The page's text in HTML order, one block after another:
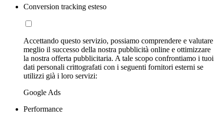
Conversion tracking esteso
Accettando questo servizio, possiamo comprendere e valutare
meglio il successo della nostra pubblicità online e ottimizzare
la nostra offerta pubblicitaria. A tale scopo confrontiamo i tuoi
dati personali crittografati con i seguenti fornitori esterni se
utilizzi già i loro servizi:
Google Ads
Performance